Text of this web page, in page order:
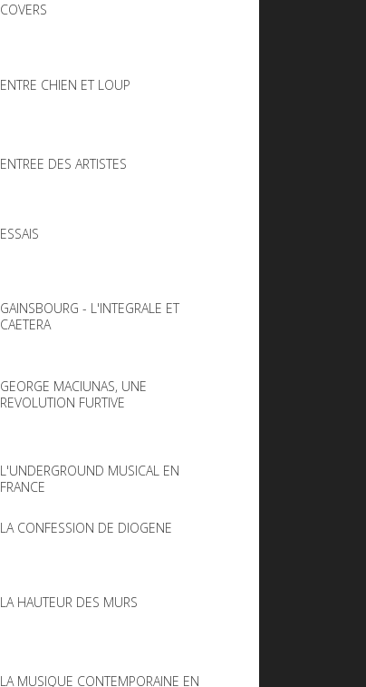
COVERS
ENTRE CHIEN ET LOUP
ENTREE DES ARTISTES
ESSAIS
GAINSBOURG - L'INTEGRALE ET
CAETERA
GEORGE MACIUNAS, UNE
REVOLUTION FURTIVE
L'UNDERGROUND MUSICAL EN
FRANCE
LA CONFESSION DE DIOGENE
LA HAUTEUR DES MURS
LA MUSIQUE CONTEMPORAINE EN